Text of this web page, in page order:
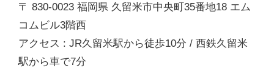
〒 830-0023 福岡県 久留米市中央町35番地18 エム
コムビル3階西
アクセス : JR久留米駅から徒歩10分 / 西鉄久留米
駅から車で7分